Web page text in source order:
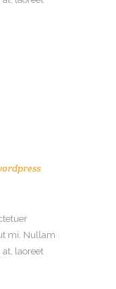
mi. Nullam
laoreet